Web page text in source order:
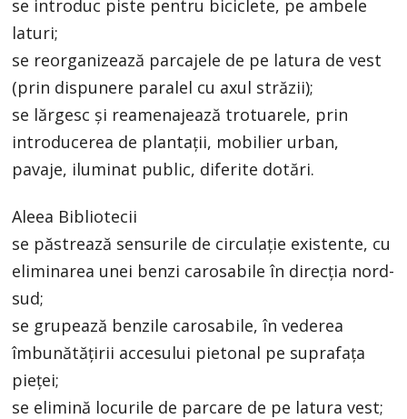
se introduc piste pentru biciclete, pe ambele
laturi;
se reorganizează parcajele de pe latura de vest
(prin dispunere paralel cu axul străzii);
se lărgesc și reamenajează trotuarele, prin
introducerea de plantații, mobilier urban,
pavaje, iluminat public, diferite dotări.
Aleea Bibliotecii
se păstrează sensurile de circulație existente, cu
eliminarea unei benzi carosabile în direcția nord-
sud;
se grupează benzile carosabile, în vederea
îmbunătățirii accesului pietonal pe suprafața
pieței;
se elimină locurile de parcare de pe latura vest;